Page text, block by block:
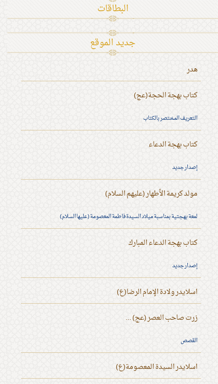
البطاقات
جديد الموقع
هدر
كتاب بهجة الحجة(عج)
التعريف المختصر بالكتاب
كتاب بهجة الدعاء
إصدار جديد
مولد كريمة الأطهار (عليهم السلام)
لمعة بهجتية بمناسبة ميلاد السيدة فاطمة المعصومة (عليها السلام)
كتاب بهجة الدعاء المبارك
إصدار جديد
اسلايدر ولادة الإمام الرضا(ع)
زرت صاحب العصر (عج) ...
القصص
اسلايدر السيدة المعصومة(ع)